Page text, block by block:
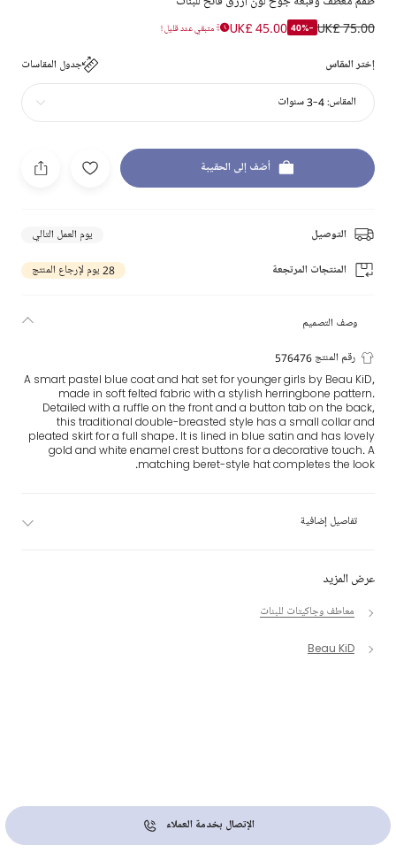
UK£ 75.00
-40%
UK£ 45.00 متبقي عدد قليل !
إختر المقاس جدول المقاسات
المقاس:4-3 سنوات
أضف إلى الحقيبة
التوصيل يوم العمل التالي
المنتجات المرتجعة 28 يوم لإرجاع المنتج
عرض المزيد
معاطف وجاكيتات للبنات
Beau KiD
وصف التصميم
رقم المنتج 576476
A smart pastel blue coat and hat set for younger girls by Beau KiD,
made in soft felted fabric with a stylish herringbone pattern.
Detailed with a ruffle on the front and a button tab on the back,
this traditional double-breasted style has a small collar and
pleated skirt for a full shape. It is lined in blue satin and has lovely
gold and white enamel crest buttons for a decorative touch. A
matching beret-style hat completes the look.
تفاصيل إضافية
الإتصال بخدمة العملاء